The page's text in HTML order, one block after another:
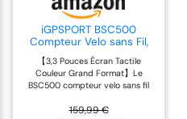
iGPSPORT BSC500
Compteur Velo sans Fil,
Tactile 3,3" Map Vocale
Navigation
【3,3 Pouces Écran Tactile
Couleur Grand Format】Le
BSC500 compteur velo sans fil
transflectif, lumineux et
159,99 €